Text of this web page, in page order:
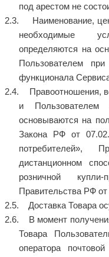
под арестом не
Наименование,
необходимые
определяются на
Пользователем
функционала
Правоотношения,
и
основываются на
Закона РФ от
потребителей»,
дистанционном
розничной
Правительства РФ
Доставка Товара
В момент
Товара
оператора